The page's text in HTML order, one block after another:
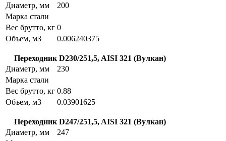
Диаметр, мм
200
Марка стали
Вес брутто, кг 0
Объем, м3
0.006240375
Переходник D230/251,5, AISI 321 (Вулкан)
Диаметр, мм
230
Марка стали
Вес брутто, кг 0.88
Объем, м3
0.03901625
Переходник D247/251,5, AISI 321 (Вулкан)
Диаметр, мм
247